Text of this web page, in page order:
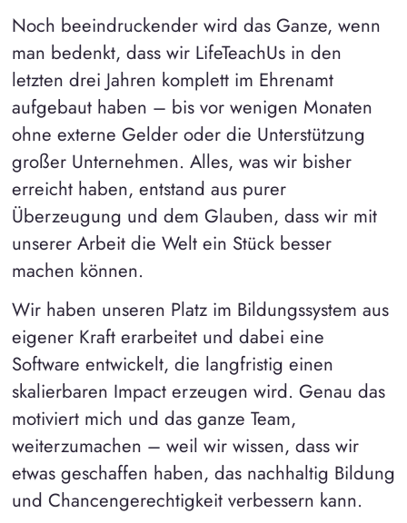
Noch beeindruckender wird das Ganze, wenn
man bedenkt, dass wir LifeTeachUs in den
letzten drei Jahren komplett im Ehrenamt
aufgebaut haben – bis vor wenigen Monaten
ohne externe Gelder oder die Unterstützung
großer Unternehmen. Alles, was wir bisher
erreicht haben, entstand aus purer
Überzeugung und dem Glauben, dass wir mit
unserer Arbeit die Welt ein Stück besser
machen können.
Wir haben unseren Platz im Bildungssystem aus
eigener Kraft erarbeitet und dabei eine
Software entwickelt, die langfristig einen
skalierbaren Impact erzeugen wird. Genau das
motiviert mich und das ganze Team,
weiterzumachen – weil wir wissen, dass wir
etwas geschaffen haben, das nachhaltig Bildung
und Chancengerechtigkeit verbessern kann.